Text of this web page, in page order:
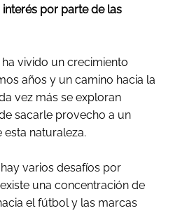
por parte de las
vivido un crecimiento
años y un camino hacia la
vez más se exploran
sacarle provecho a un
naturaleza.
varios desafíos por
una concentración de
el fútbol y las marcas